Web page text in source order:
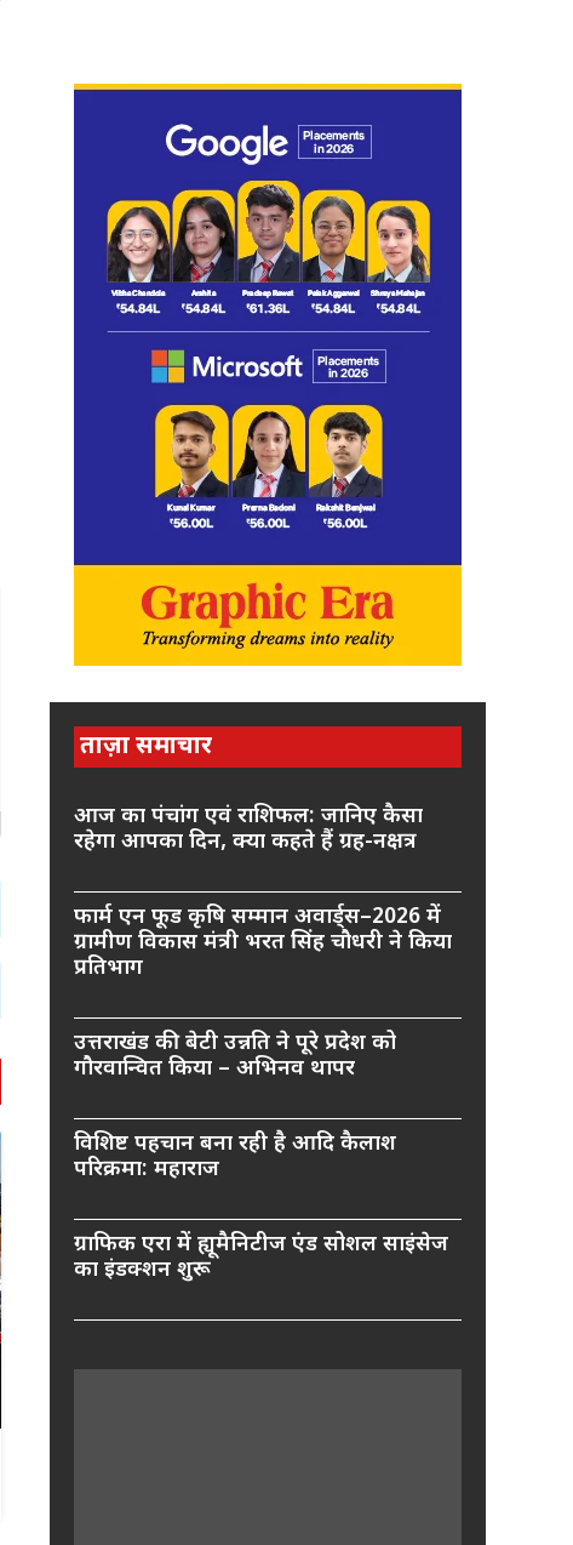
ताज़ा समाचार
आज का पंचांग एवं राशिफल: जानिए कैसा
रहेगा आपका दिन, क्या कहते हैं ग्रह-नक्षत्र
फार्म एन फूड कृषि सम्मान अवार्ड्स–2026 में
ग्रामीण विकास मंत्री भरत सिंह चौधरी ने किया
प्रतिभाग
उत्तराखंड की बेटी उन्नति ने पूरे प्रदेश को
गौरवान्वित किया – अभिनव थापर
विशिष्ट पहचान बना रही है आदि कैलाश
परिक्रमा: महाराज
ग्राफिक एरा में ह्यूमैनिटीज एंड सोशल साइंसेज
का इंडक्शन शुरू